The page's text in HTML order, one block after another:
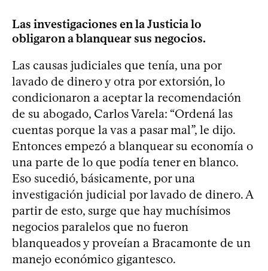
Las investigaciones en la Justicia lo
obligaron a blanquear sus negocios.
Las causas judiciales que tenía, una por
lavado de dinero y otra por extorsión, lo
condicionaron a aceptar la recomendación
de su abogado, Carlos Varela: “Ordená las
cuentas porque la vas a pasar mal”, le dijo.
Entonces empezó a blanquear su economía o
una parte de lo que podía tener en blanco.
Eso sucedió, básicamente, por una
investigación judicial por lavado de dinero. A
partir de esto, surge que hay muchísimos
negocios paralelos que no fueron
blanqueados y proveían a Bracamonte de un
manejo económico gigantesco.